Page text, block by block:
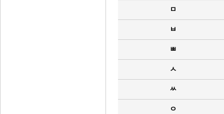
ㅁ
ㅂ
ㅃ
ㅅ
ㅆ
ㅇ